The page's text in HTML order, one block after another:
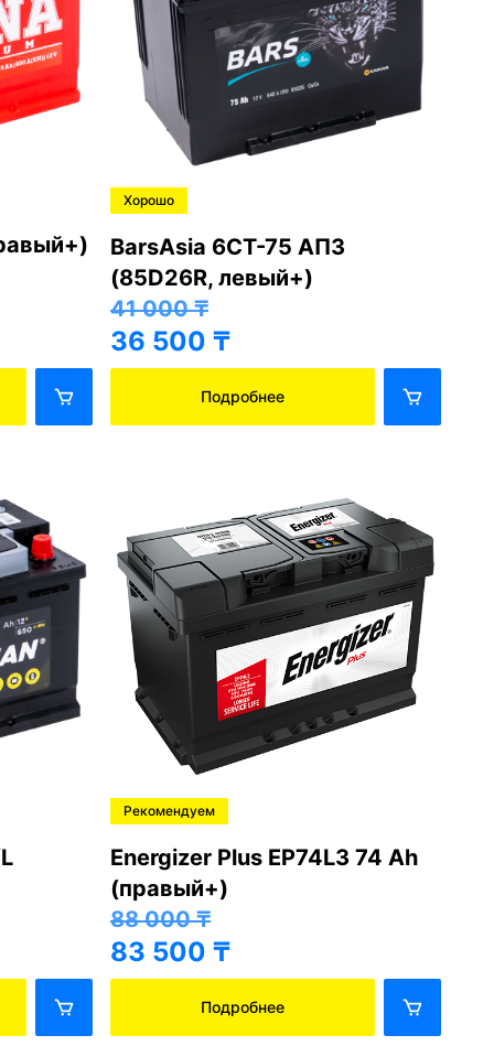
Хорошо
BarsAsia 6СТ-75 АПЗ
(85D26R, левый+)
41 000₸
36 500 ₸
Подробнее
Рекомендуем
Energizer Plus EP74L3 74 Ah
(правый+)
88 000₸
83 500 ₸
Подробнее